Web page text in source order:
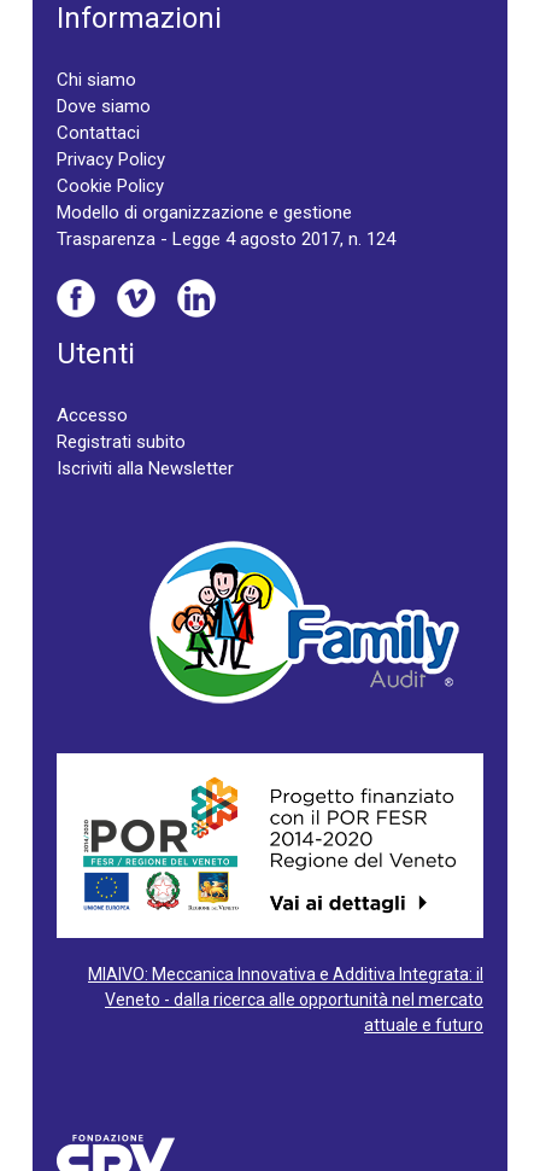
Informazioni
Chi siamo
Dove siamo
Contattaci
Privacy Policy
Cookie Policy
Modello di organizzazione e gestione
Trasparenza - Legge 4 agosto 2017, n. 124
Utenti
Accesso
Registrati subito
Iscriviti alla Newsletter
MIAIVO: Meccanica Innovativa e Additiva Integrata: il
Veneto - dalla ricerca alle opportunità nel mercato
attuale e futuro